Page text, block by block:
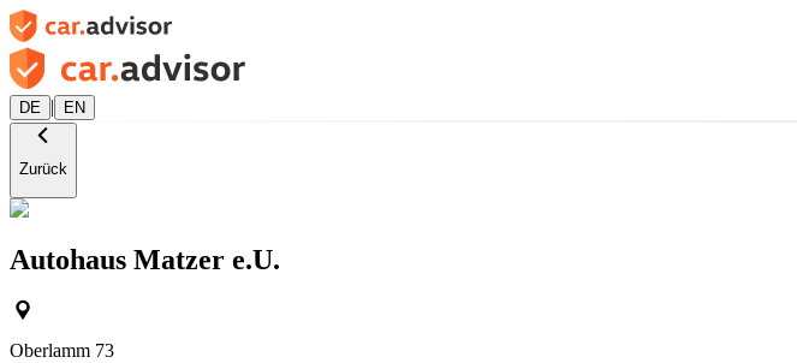
DE | EN
Zurück
Autohaus Matzer e.U.
Oberlamm 73